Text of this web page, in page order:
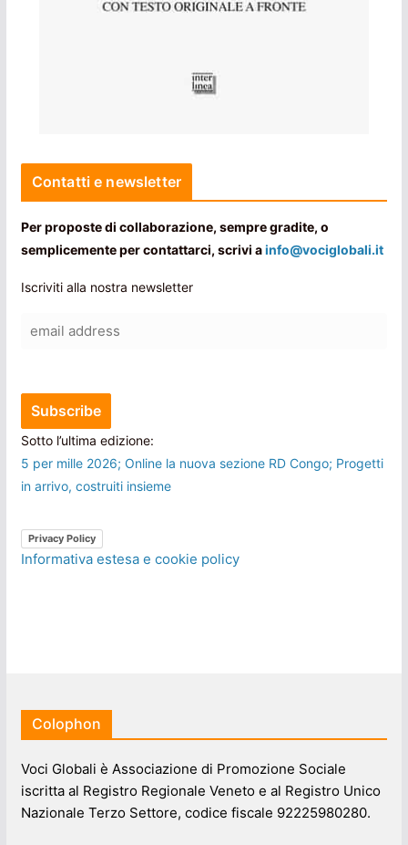
Contatti e newsletter
Per proposte di collaborazione, sempre gradite, o
semplicemente per contattarci, scrivi ainfo@vociglobali.it
Iscriviti alla nostra newsletter
Sotto l’ultima edizione:
5 per mille 2026; Online la nuova sezione RD Congo; Progetti
in arrivo, costruiti insieme
Privacy Policy
Informativa estesa e cookie policy
Colophon
Voci Globali è Associazione di Promozione Sociale
iscritta al Registro Regionale Veneto e al Registro Unico
Nazionale Terzo Settore, codice fiscale 92225980280.